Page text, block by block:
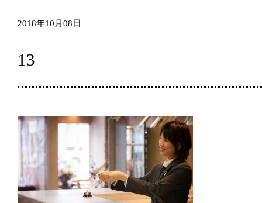
2018年10月08日
13